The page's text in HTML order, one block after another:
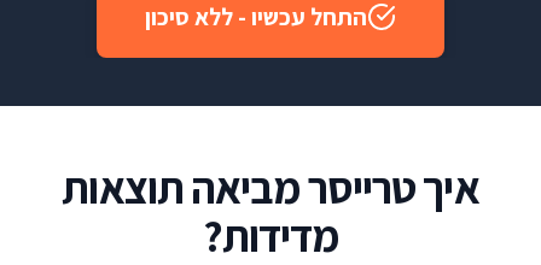
התחל עכשיו - ללא סיכון
איך טרייסר מביאה תוצאות
מדידות?